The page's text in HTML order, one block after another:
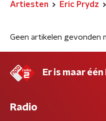
Artiesten Eric Prydz
Geen artikelen gevonden
Er is maar één
Radio